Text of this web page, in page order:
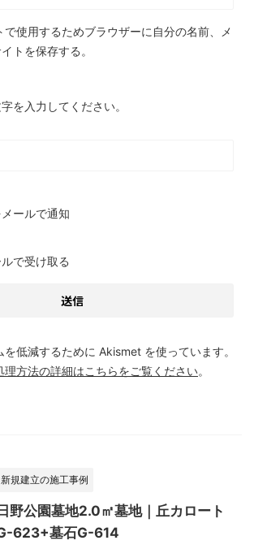
で使用するためブラウザーに自分の名前、メ
トを保存する。
を入力してください。
ールで通知
で受け取る
を低減するために Akismet を使っています。
理方法の詳細はこちらをご覧ください。
新規建立の施工事例
野公園墓地2.0㎡墓地｜丘カロート
623+墓石G-614